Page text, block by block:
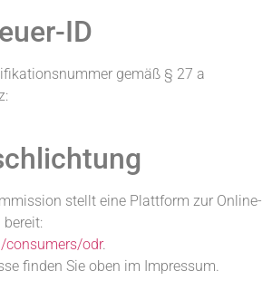
ID
gemäß § 27 a
stellt eine Plattform zur Online-
bereit:
consumers/odr.
finden Sie oben im Impressum.